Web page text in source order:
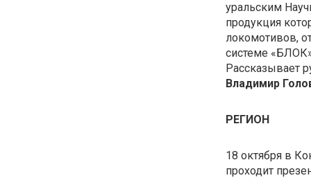
уральским
продукция
локомотивов,
системе
Рассказывает
Владимир
РЕГИОН
18 октября в
проходит